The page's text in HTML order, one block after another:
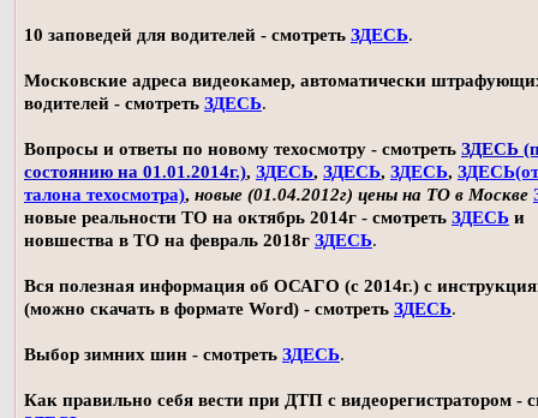
10 заповедей для водителей - смотреть ЗДЕСЬ.
Московские адреса видеокамер, автоматически
водителей - смотреть ЗДЕСЬ.
Вопросы и ответы по новому техосмотру - смотреть ЗДЕСЬ
состоянию на 01.01.2014г.), ЗДЕСЬ, ЗДЕСЬ, ЗДЕСЬ,
талона техосмотра), новые (01.04.2012г) цены на ТО в Москве
новые реальности ТО на октябрь 2014г - смотреть ЗДЕСЬ и
новшества в ТО на февраль 2018г ЗДЕСЬ.
Вся полезная информация об ОСАГО (с 2014г.) с
(можно скачать в формате Word) - смотреть ЗДЕСЬ.
Выбор зимних шин - смотреть ЗДЕСЬ.
Как правильно себя вести при ДТП с видеорегистратором -